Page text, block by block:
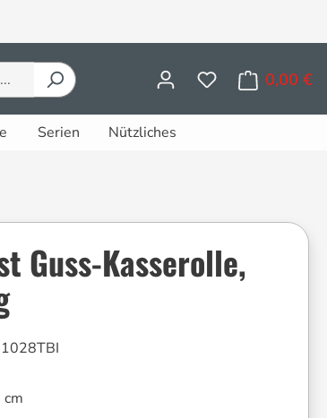
0,00 €
Serien Nützliches
Guss-Kasserolle,
1028TBI